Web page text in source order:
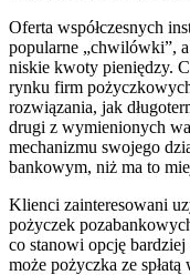
Oferta współczesnych
popularne „chwilówki”,
niskie kwoty pieniędzy.
rynku firm
rozwiązania, jak
drugi z wymienionych
mechanizmu swojego
bankowym, niż ma to
Klienci zainteresowani
pożyczek
co stanowi opcję
może pożyczka ze